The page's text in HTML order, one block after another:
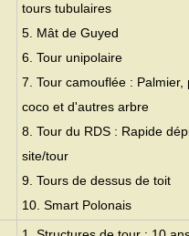
tours tubulaires
5. Mât de Guyed
6. Tour unipolaire
7. Tour camouflée : Palmier,
coco et d'autres arbre
8. Tour du RDS : Rapide
site/tour
9. Tours de dessus de toit
10. Smart Polonais